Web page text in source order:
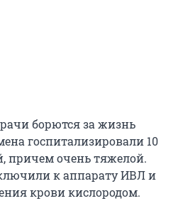
борются за жизнь
госпитализировали 10
причем очень тяжелой.
к аппарату ИВЛ и
крови кислородом.